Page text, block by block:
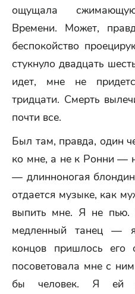
ощущала
Времени. Может,
беспокойство
стукнуло двадцать
идет, мне не
тридцати. Смерть
почти все.
Был там, правда, один
ко мне, а не к Ронни —
— длинноногая
отдается музыке, как
выпить мне. Я не
медленный танец —
концов пришлось его
посоветовала мне с
бы человек. Я ей